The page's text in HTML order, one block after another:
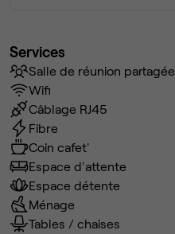
Services
Salle de réunion partagée
Wifi
Câblage RJ45
Fibre
Coin cafet'
Espace d'attente
Espace détente
Ménage
Tables / chaises